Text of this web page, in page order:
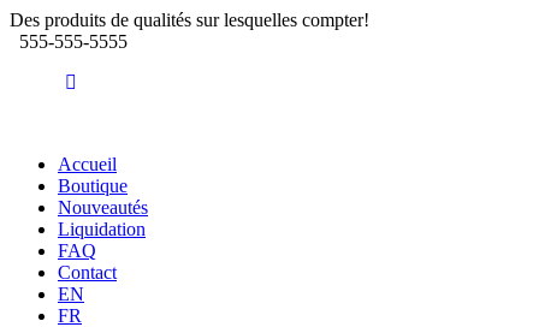
Des produits de qualités sur lesquelles compter!
555-555-5555
Accueil
Boutique
Nouveautés
Liquidation
FAQ
Contact
EN
FR